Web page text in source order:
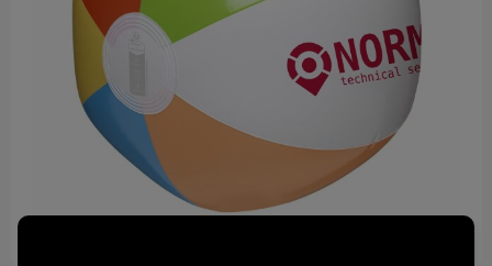
Technologie & gadgets
Themageschenken
Overig